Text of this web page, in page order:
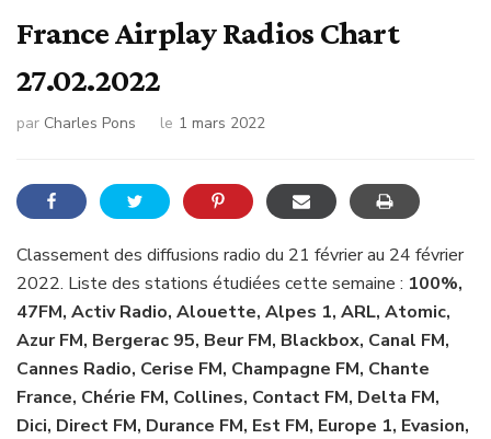
France Airplay Radios Chart
27.02.2022
par Charles Pons le 1 mars 2022
Classement des diffusions radio du 21 février au 24 février
2022. Liste des stations étudiées cette semaine : 100%,
47FM, Activ Radio, Alouette, Alpes 1, ARL, Atomic,
Azur FM, Bergerac 95, Beur FM, Blackbox, Canal FM,
Cannes Radio, Cerise FM, Champagne FM, Chante
France, Chérie FM, Collines, Contact FM, Delta FM,
Dici, Direct FM, Durance FM, Est FM, Europe 1, Evasion,